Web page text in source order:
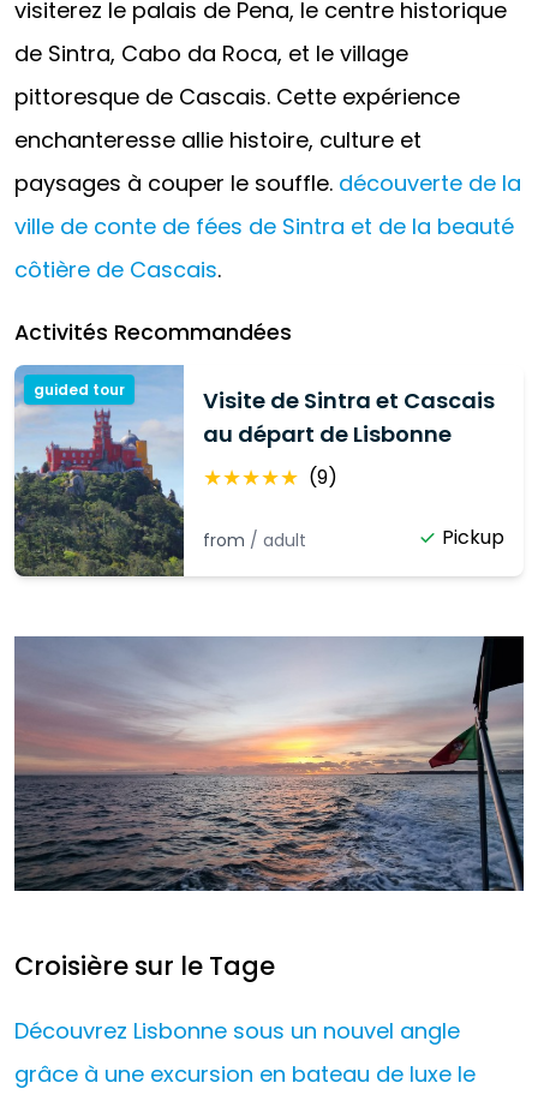
visiterez le palais de Pena, le centre historique
de Sintra, Cabo da Roca, et le village
pittoresque de Cascais. Cette expérience
enchanteresse allie histoire, culture et
paysages à couper le souffle. découverte de la
ville de conte de fées de Sintra et de la beauté
côtière de Cascais.
Activités Recommandées
guided tour
Visite de Sintra et Cascais
au départ de Lisbonne
★★★★★ (9)
from /adult Pickup
Croisière sur le Tage
Découvrez Lisbonne sous un nouvel angle
grâce à une excursion en bateau de luxe le